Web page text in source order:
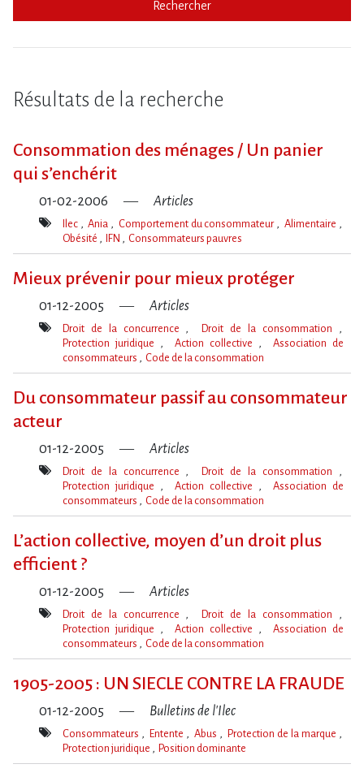
Rechercher
Résultats de la recherche
Consommation des ménages / Un panier
qui s’enchérit
01-02-2006 Articles
Mot(s)-
Ilec Ania Comportement du consommateur
Alimentaire
Obésité
IFN Consommateurs pauvres
Mieux prévenir pour mieux protéger
01-12-2005 Articles
Mot(s)-
Droit de la concurrence
Droit de la consommation
Protection juridique
Action collective
Association de
consommateurs
Code de la consommation
Du consommateur passif au consommateur
acteur
01-12-2005 Articles
Mot(s)-
Droit de la concurrence
Droit de la consommation
Protection juridique
Action collective
Association de
consommateurs
Code de la consommation
L’action collective, moyen d’un droit plus
efficient ?
01-12-2005 Articles
Mot(s)-
Droit de la concurrence
Droit de la consommation
Protection juridique
Action collective
Association de
consommateurs
Code de la consommation
1905-2005 : UN SIECLE CONTRE LA FRAUDE
01-12-2005 Bulletins de l'Ilec
Mot(s)-
Consommateurs Entente Abus
Protection de la marque
Protection juridique
Position dominante